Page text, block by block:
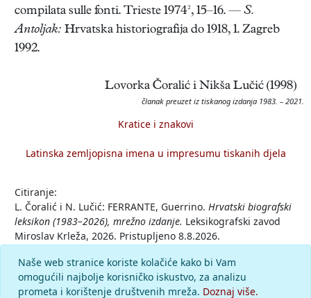
compilata sulle fonti. Trieste 1974², 15–16. — S.
Antoljak: Hrvatska historiografija do 1918, 1. Zagreb
1992.
Lovorka Čoralić i Nikša Lučić (1998)
članak preuzet iz tiskanog izdanja 1983. – 2021.
Kratice i znakovi
Latinska zemljopisna imena u impresumu tiskanih djela
Citiranje:
L. Čoralić i N. Lučić: FERRANTE, Guerrino. Hrvatski biografski
leksikon (1983–2026), mrežno izdanje. Leksikografski zavod
Miroslav Krleža, 2026. Pristupljeno 8.8.2026.
Komentar
Naše web stranice koriste kolačiće kako bi Vam
omogućili najbolje korisničko iskustvo, za analizu
prometa i korištenje društvenih mreža. Doznaj više.